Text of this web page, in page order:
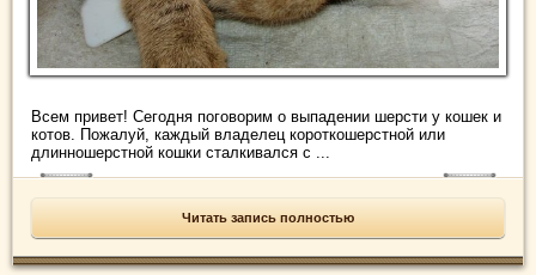
Всем привет! Сегодня поговорим о выпадении шерсти у кошек и
котов. Пожалуй, каждый владелец короткошерстной или
длинношерстной кошки сталкивался с ...
Читать запись полностью